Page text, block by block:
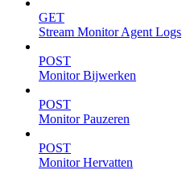
GET
Stream Monitor Agent Logs
POST
Monitor Bijwerken
POST
Monitor Pauzeren
POST
Monitor Hervatten